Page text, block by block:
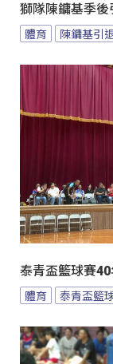
獅隊陳鏞基季
體育 陳鏞基引
泰青盃籃球賽
體育 泰青盃籃